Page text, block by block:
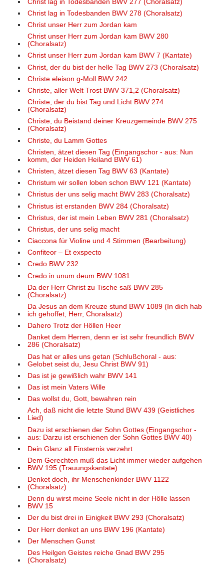
Christ lag in Todesbanden BWV 277 (Choralsatz)
Christ lag in Todesbanden BWV 278 (Choralsatz)
Christ unser Herr zum Jordan kam
Christ unser Herr zum Jordan kam BWV 280
(Choralsatz)
Christ unser Herr zum Jordan kam BWV 7 (Kantate)
Christ, der du bist der helle Tag BWV 273 (Choralsatz)
Christe eleison g-Moll BWV 242
Christe, aller Welt Trost BWV 371,2 (Choralsatz)
Christe, der du bist Tag und Licht BWV 274
(Choralsatz)
Christe, du Beistand deiner Kreuzgemeinde BWV 275
(Choralsatz)
Christe, du Lamm Gottes
Christen, ätzet diesen Tag (Eingangschor - aus: Nun
komm, der Heiden Heiland BWV 61)
Christen, ätzet diesen Tag BWV 63 (Kantate)
Christum wir sollen loben schon BWV 121 (Kantate)
Christus der uns selig macht BWV 283 (Choralsatz)
Christus ist erstanden BWV 284 (Choralsatz)
Christus, der ist mein Leben BWV 281 (Choralsatz)
Christus, der uns selig macht
Ciaccona für Violine und 4 Stimmen (Bearbeitung)
Confiteor – Et exspecto
Credo BWV 232
Credo in unum deum BWV 1081
Da der Herr Christ zu Tische saß BWV 285
(Choralsatz)
Da Jesus an dem Kreuze stund BWV 1089 (In dich hab
ich gehoffet, Herr, Choralsatz)
Dahero Trotz der Höllen Heer
Danket dem Herren, denn er ist sehr freundlich BWV
286 (Choralsatz)
Das hat er alles uns getan (Schlußchoral - aus:
Gelobet seist du, Jesu Christ BWV 91)
Das ist je gewißlich wahr BWV 141
Das ist mein Vaters Wille
Das wollst du, Gott, bewahren rein
Ach, daß nicht die letzte Stund BWV 439 (Geistliches
Lied)
Dazu ist erschienen der Sohn Gottes (Eingangschor -
aus: Darzu ist erschienen der Sohn Gottes BWV 40)
Dein Glanz all Finsternis verzehrt
Dem Gerechten muß das Licht immer wieder aufgehen
BWV 195 (Trauungskantate)
Denket doch, ihr Menschenkinder BWV 1122
(Choralsatz)
Denn du wirst meine Seele nicht in der Hölle lassen
BWV 15
Der du bist drei in Einigkeit BWV 293 (Choralsatz)
Der Herr denket an uns BWV 196 (Kantate)
Der Menschen Gunst
Des Heilgen Geistes reiche Gnad BWV 295
(Choralsatz)